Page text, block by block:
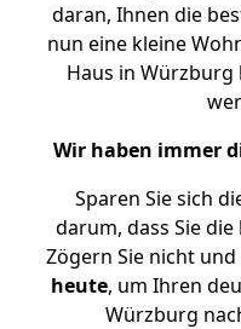
daran, Ihnen die
nun eine kleine
Haus in Würzburg
Wir haben immer
Sparen Sie sich
darum, dass Sie
Zögern Sie nicht und
heute, um Ihren
Würzburg